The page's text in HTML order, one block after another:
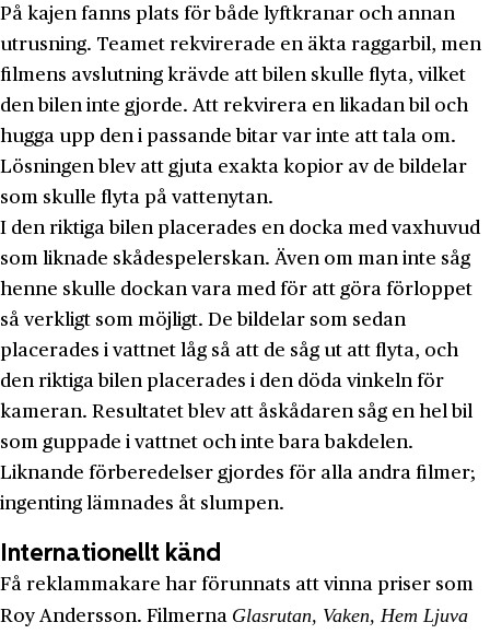
På kajen fanns plats för både lyftkranar och annan
utrusning. Teamet rekvirerade en äkta raggarbil, men
filmens avslutning krävde att bilen skulle flyta, vilket
den bilen inte gjorde. Att rekvirera en likadan bil och
hugga upp den i passande bitar var inte att tala om.
Lösningen blev att gjuta exakta kopior av de bildelar
som skulle flyta på vattenytan.
I den riktiga bilen placerades en docka med vaxhuvud
som liknade skådespelerskan. Även om man inte såg
henne skulle dockan vara med för att göra förloppet
så verkligt som möjligt. De bildelar som sedan
placerades i vattnet låg så att de såg ut att flyta, och
den riktiga bilen placerades i den döda vinkeln för
kameran. Resultatet blev att åskådaren såg en hel bil
som guppade i vattnet och inte bara bakdelen.
Liknande förberedelser gjordes för alla andra filmer;
ingenting lämnades åt slumpen.
Internationellt känd
Få reklammakare har förunnats att vinna priser som
Roy Andersson. Filmerna Glasrutan, Vaken, Hem Ljuva